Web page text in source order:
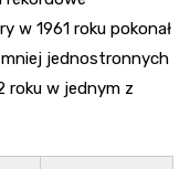
w 1961 roku pokonał
mniej jednostronnych
roku w jednym z